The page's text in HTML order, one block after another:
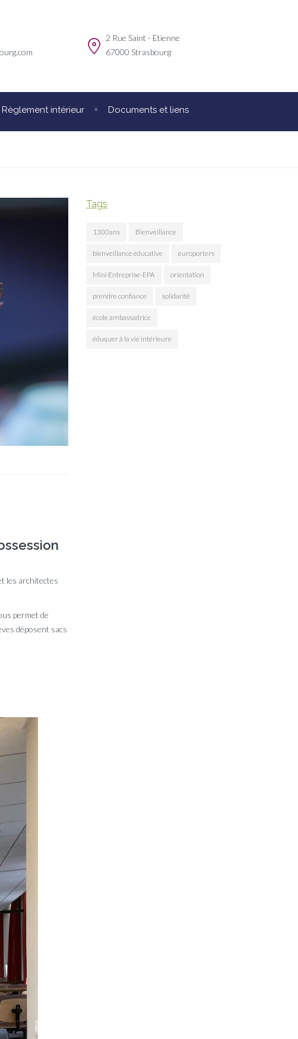
2 Rue Saint - Etienne
67000 Strasbourg
Règlement intérieur Documents et liens
les architectes
permet de
déposent sacs
Tags
1300ans Bienveillance
bienveillance éducative europorters
Mini Entreprise-EPA orientation
prendre confiance solidarité
école ambassadrice
éduquer à la vie intérieure